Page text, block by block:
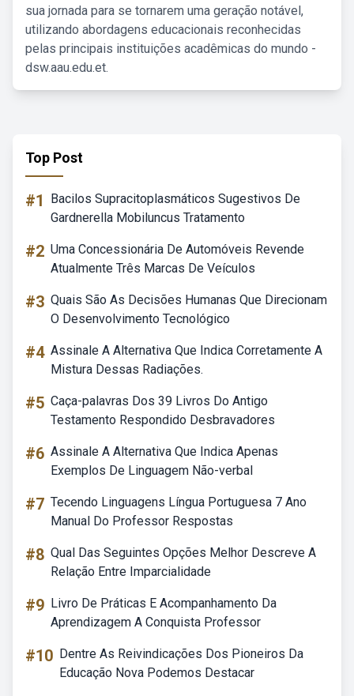
sua jornada para se tornarem uma geração notável,
utilizando abordagens educacionais reconhecidas
pelas principais instituições acadêmicas do mundo -
dsw.aau.edu.et.
Top Post
#1
Bacilos Supracitoplasmáticos Sugestivos De
Gardnerella Mobiluncus Tratamento
#2 Uma Concessionária De Automóveis Revende
Atualmente Três Marcas De Veículos
#3 Quais São As Decisões Humanas Que Direcionam
O Desenvolvimento Tecnológico
#4 Assinale A Alternativa Que Indica Corretamente A
Mistura Dessas Radiações.
#5 Caça-palavras Dos 39 Livros Do Antigo
Testamento Respondido Desbravadores
#6 Assinale A Alternativa Que Indica Apenas
Exemplos De Linguagem Não-verbal
#7 Tecendo Linguagens Língua Portuguesa 7 Ano
Manual Do Professor Respostas
#8 Qual Das Seguintes Opções Melhor Descreve A
Relação Entre Imparcialidade
#9 Livro De Práticas E Acompanhamento Da
Aprendizagem A Conquista Professor
#10 Dentre As Reivindicações Dos Pioneiros Da
Educação Nova Podemos Destacar